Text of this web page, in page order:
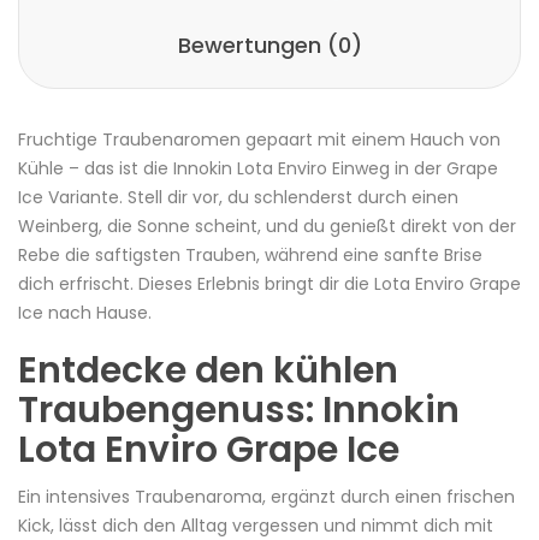
Bewertungen (0)
Fruchtige Traubenaromen gepaart mit einem Hauch von
Kühle – das ist die Innokin Lota Enviro Einweg in der Grape
Ice Variante. Stell dir vor, du schlenderst durch einen
Weinberg, die Sonne scheint, und du genießt direkt von der
Rebe die saftigsten Trauben, während eine sanfte Brise
dich erfrischt. Dieses Erlebnis bringt dir die Lota Enviro Grape
Ice nach Hause.
Entdecke den kühlen
Traubengenuss: Innokin
Lota Enviro Grape Ice
Ein intensives Traubenaroma, ergänzt durch einen frischen
Kick, lässt dich den Alltag vergessen und nimmt dich mit